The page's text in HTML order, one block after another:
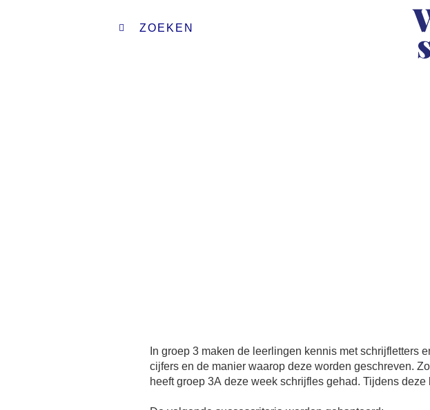
ZOEKEN
In groep 3 maken de leerlingen kennis met schrijfletters
cijfers en de manier waarop deze worden geschreven. Zo
heeft groep 3A deze week schrijfles gehad. Tijdens deze
leerden de leerlingen van groep 3 netjes te schrijven,
andere door tijdens het schrijven van een zin ruimte te laten